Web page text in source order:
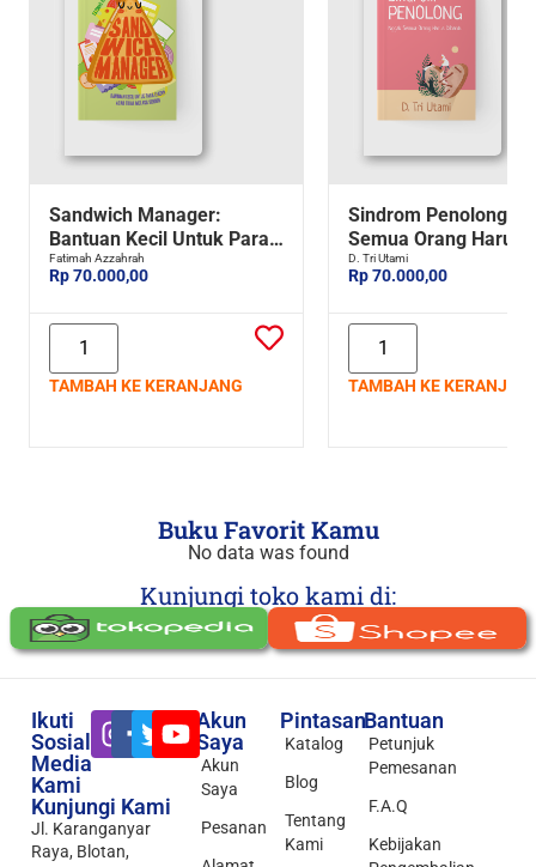
Sandwich Manager:
Bantuan Kecil Untuk Para
Leader Agar Tidak Merasa
Sendiri
Fatimah Azzahrah
Rp 70.000,00
TAMBAH KE KERANJANG
Sindrom Penolong:
Semua Orang Harus
Dibantu
D. Tri Utami
Rp 70.000,00
TAMBAH KE
Buku Favorit Kamu
No data was found
Kunjungi toko kami di:
Akun
Saya
Akun
Saya
Pesanan
Pintasan
Katalog
Blog
Tentang
Kami
Bantuan
Petunjuk
Pemesanan
F.A.Q
Kebijakan
Ikuti
Sosial
Media
Kami
Kunjungi Kami
Jl. Karanganyar
Raya, Blotan,